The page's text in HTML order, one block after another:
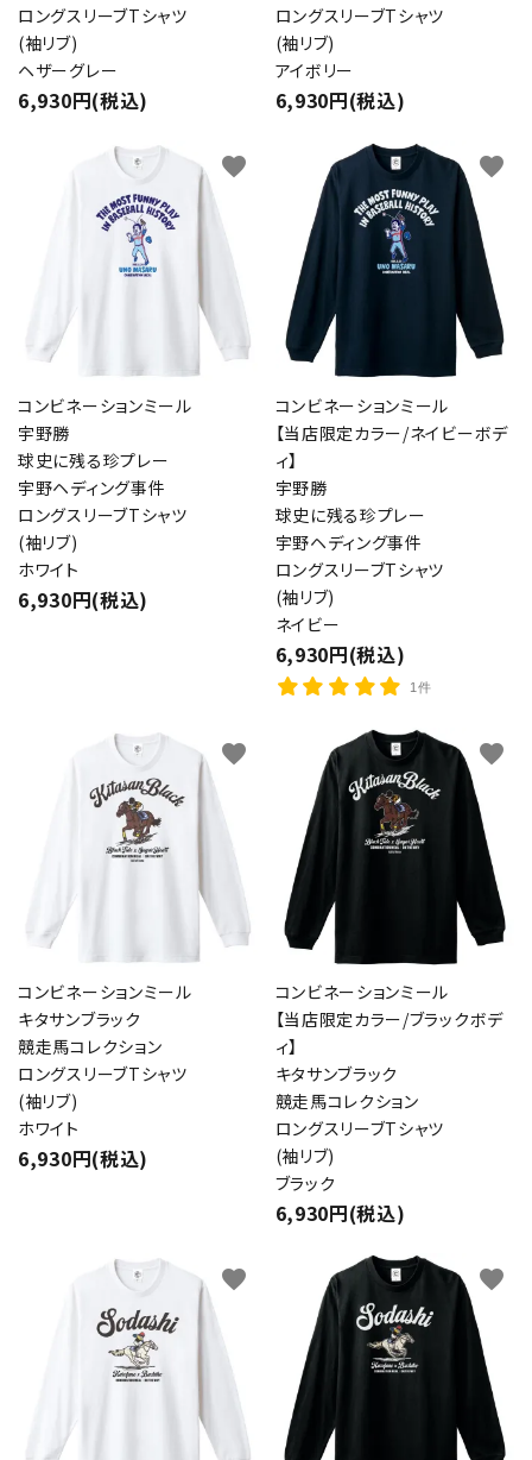
ロングスリーブTシャツ
(袖リブ)
ヘザーグレー
6,930円(税込)
ロングスリーブTシャツ
(袖リブ)
アイボリー
6,930円(税込)
コンビネーションミール
宇野勝
球史に残る珍プレー
宇野ヘディング事件
ロングスリーブTシャツ
(袖リブ)
ホワイト
6,930円(税込)
favorite
コンビネーションミール
【当店限定カラー/ネイビーボデ
ィ】
宇野勝
球史に残る珍プレー
宇野ヘディング事件
ロングスリーブTシャツ
(袖リブ)
ネイビー
6,930円(税込)
1件
favorite
コンビネーションミール
キタサンブラック
競走馬コレクション
ロングスリーブTシャツ
(袖リブ)
ホワイト
6,930円(税込)
favorite
コンビネーションミール
【当店限定カラー/ブラックボデ
ィ】
キタサンブラック
競走馬コレクション
ロングスリーブTシャツ
(袖リブ)
ブラック
6,930円(税込)
favorite
favorite favorite
検索する